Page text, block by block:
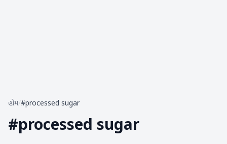
હોમ/#processed sugar
#processed sugar